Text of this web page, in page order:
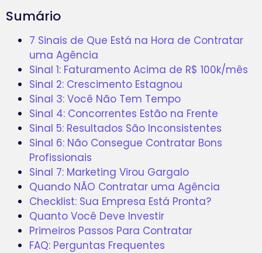
Sumário
7 Sinais de Que Está na Hora de Contratar
uma Agência
Sinal 1: Faturamento Acima de R$ 100k/mês
Sinal 2: Crescimento Estagnou
Sinal 3: Você Não Tem Tempo
Sinal 4: Concorrentes Estão na Frente
Sinal 5: Resultados São Inconsistentes
Sinal 6: Não Consegue Contratar Bons
Profissionais
Sinal 7: Marketing Virou Gargalo
Quando NÃO Contratar uma Agência
Checklist: Sua Empresa Está Pronta?
Quanto Você Deve Investir
Primeiros Passos Para Contratar
FAQ: Perguntas Frequentes